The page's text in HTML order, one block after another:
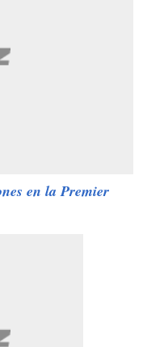
en la Premier